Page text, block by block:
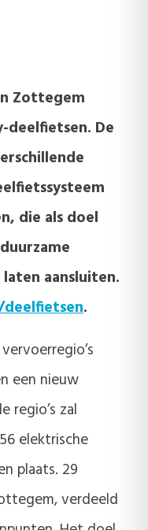
Zottegem
deelfietsen. De
die als doel
aansluiten.
.
een nieuw
regio’s zal
elektrische
plaats. 29
verdeeld